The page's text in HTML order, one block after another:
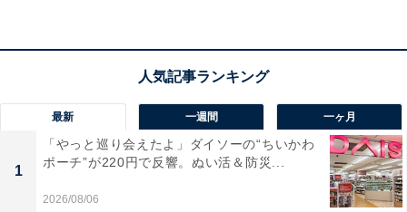
最新 一週間 一ヶ月
1
「やっと巡り会えたよ」ダイソーの“ちいかわ
ポーチ”が220円で反響。ぬい活＆防災...
2026/08/06